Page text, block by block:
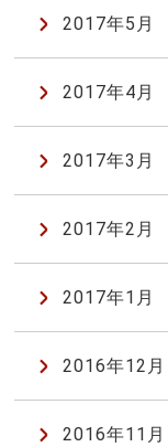
2017年5月
2017年4月
2017年3月
2017年2月
2017年1月
2016年12月
2016年11月